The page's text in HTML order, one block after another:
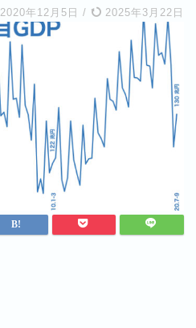
2020年12月5日 / 2025年3月22日